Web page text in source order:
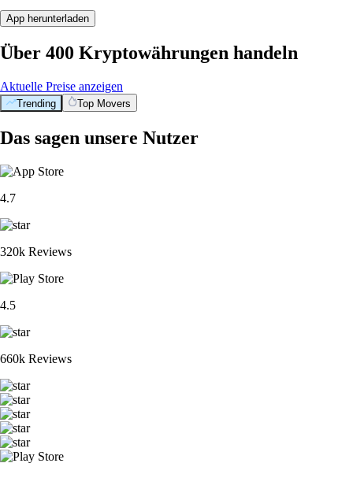
App herunterladen
Über 400 Kryptowährungen handeln
Aktuelle Preise anzeigen
Trending Top Movers
Das sagen unsere Nutzer
4.7
320k Reviews
4.5
660k Reviews